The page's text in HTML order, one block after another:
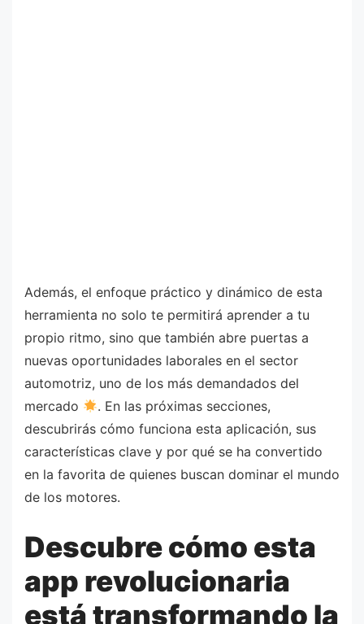
Además, el enfoque práctico y dinámico de esta
herramienta no solo te permitirá aprender a tu
propio ritmo, sino que también abre puertas a
nuevas oportunidades laborales en el sector
automotriz, uno de los más demandados del
mercado
. En las próximas secciones,
descubrirás cómo funciona esta aplicación, sus
características clave y por qué se ha convertido
en la favorita de quienes buscan dominar el mundo
de los motores.
Descubre cómo esta
app revolucionaria
está transformando la